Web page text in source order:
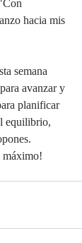
hacia mis
semana
avanzar y
planificar
equilibrio,